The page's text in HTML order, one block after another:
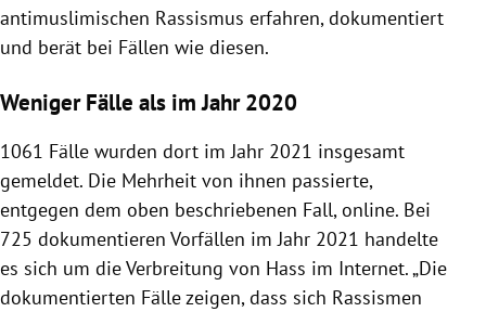
antimuslimischen Rassismus erfahren, dokumentiert
und berät bei Fällen wie diesen.
Weniger Fälle als im Jahr 2020
1061 Fälle wurden dort im Jahr 2021 insgesamt
gemeldet. Die Mehrheit von ihnen passierte,
entgegen dem oben beschriebenen Fall, online. Bei
725 dokumentieren Vorfällen im Jahr 2021 handelte
es sich um die Verbreitung von Hass im Internet. „Die
dokumentierten Fälle zeigen, dass sich Rassismen